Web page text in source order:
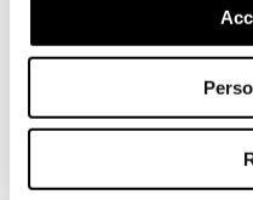
navigazione e mostrarti
linea con le tue
cookie di profilazione,
riportati. Puoi avere
l’Informativa estesa
banner comporterà il
Share: